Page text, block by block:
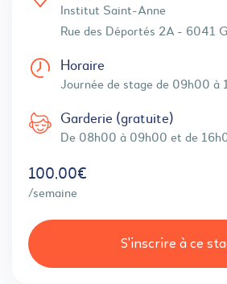
Institut Saint-Anne
Rue des Déportés 2A - 6041
Horaire
Journée de stage de 09h00 à
Garderie (gratuite)
De 08h00 à 09h00 et de
100,00€
/semaine
S'inscrire à ce